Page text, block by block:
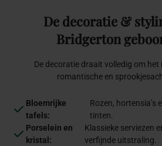
De decoratie &
Bridgerton
De decoratie draait volledig om het
romantische en
Bloemrijke
tafels:
Rozen, hortensia’s
tinten.
Porselein en
kristal:
Klassieke serviezen
verfijnde uitstraling.